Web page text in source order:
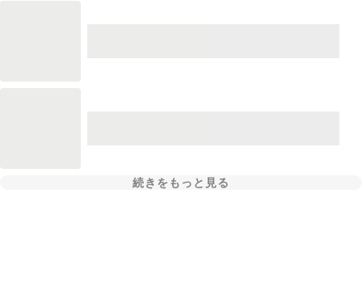
続きをもっと見る